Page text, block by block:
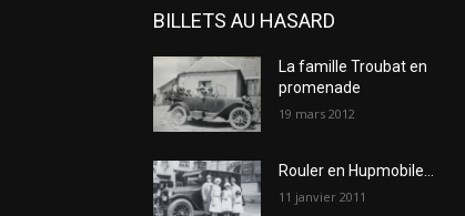
BILLETS AU HASARD
La famille Troubat en
promenade
19 mars 2012
Rouler en Hupmobile…
11 janvier 2011